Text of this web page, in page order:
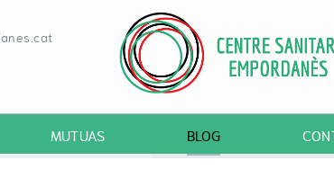
MUTUAS BLOG